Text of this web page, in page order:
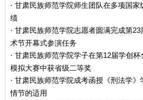
· 甘肃民族师范学院师生团队在多项国家
绩
· 甘肃民族师范学院志愿者圆满完成第
术节开幕式参演任务
· 甘肃民族师范学院学子在第12届学创
模拟大赛中获省级二等奖
· 甘肃民族师范学院成考函授《刑法学
情节的适用